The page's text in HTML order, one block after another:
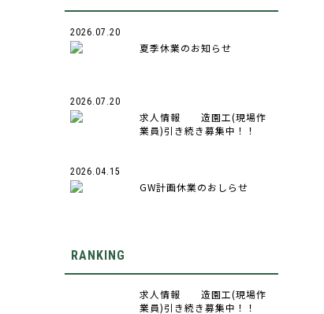
2026.07.20
夏季休業のお知らせ
2026.07.20
求人情報 造園工(現場作
業員)引き続き募集中！！
2026.04.15
GW計画休業のおしらせ
RANKING
求人情報 造園工(現場作
業員)引き続き募集中！！